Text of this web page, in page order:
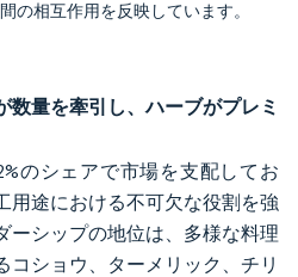
の相互作用を反映しています。
数量を牽引し、ハーブがプレミ
のシェアで市場を支配してお
用途における不可欠な役割を強
ーシップの地位は、多様な料理
コショウ、ターメリック、チリ